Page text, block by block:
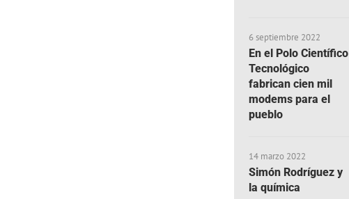
6 septiembre 2022
En el Polo Científico
Tecnológico
fabrican cien mil
modems para el
pueblo
14 marzo 2022
Simón Rodríguez y
la química